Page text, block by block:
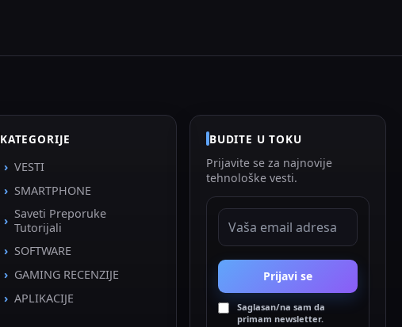
KATEGORIJE
VESTI
SMARTPHONE
Saveti Preporuke
Tutorijali
SOFTWARE
GAMING RECENZIJE
APLIKACIJE
BUDITE U TOKU
Prijavite se za najnovije
tehnološke vesti.
EMAIL ADRESA
Prijavi se
Saglasan/na sam da
primam newsletter.